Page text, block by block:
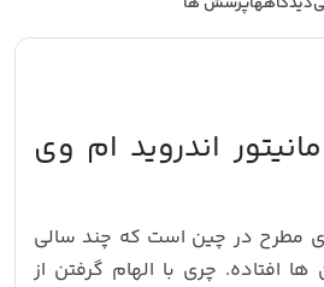
اندروید ام وی
مطرح در چین است که چند سالی
افتاده. چری با الهام گرفتن از